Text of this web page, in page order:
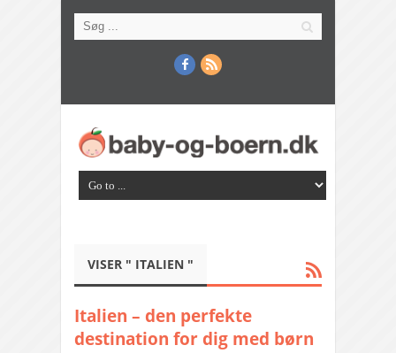
VISER " ITALIEN "
Italien – den perfekte
destination for dig med børn